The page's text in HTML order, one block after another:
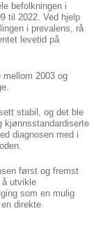
befolkningen i
til 2022. Ved hjelp
i prevalens, rå
levetid på
2003 og
stabil, og det ble
kjønnsstandardiserte
diagnosen med i
først og fremst
å utvikle
som en mulig
direkte